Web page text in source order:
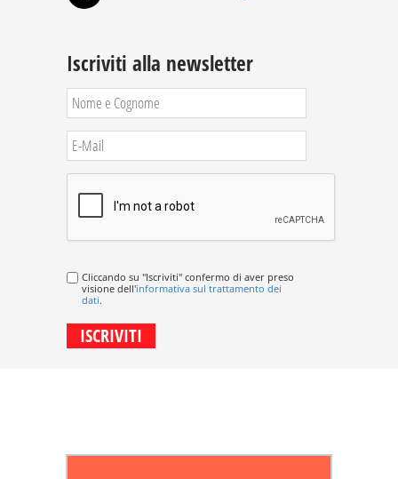
Iscriviti alla newsletter
Cliccando su "Iscriviti" confermo di aver preso
visione dell'informativa sul trattamento dei
dati.